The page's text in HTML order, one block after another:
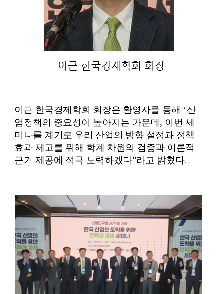
이근 한국경제학회 회장은 환영사를 통해 “산
업정책의 중요성이 높아지는 가운데, 이번 세
미나를 계기로 우리 산업의 방향 설정과 정책
효과 제고를 위해 학계 차원의 검증과 이론적
근거 제공에 적극 노력하겠다”라고 밝혔다.